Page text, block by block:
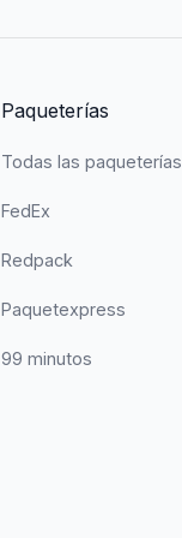
Paqueterías
Todas las paqueterías
FedEx
Redpack
Paquetexpress
99 minutos